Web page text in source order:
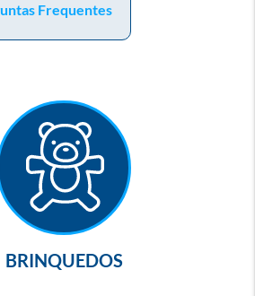
Frequentes
BRINQUEDOS